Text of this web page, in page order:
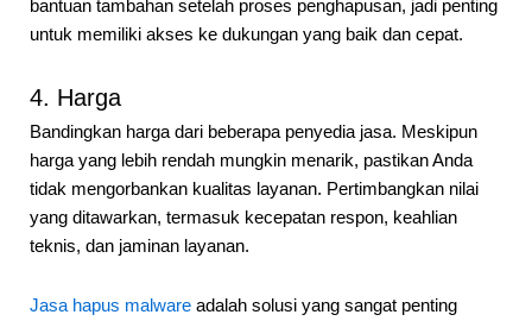
bantuan tambahan setelah proses penghapusan, jadi penting
untuk memiliki akses ke dukungan yang baik dan cepat.
4. Harga
Bandingkan harga dari beberapa penyedia jasa. Meskipun
harga yang lebih rendah mungkin menarik, pastikan Anda
tidak mengorbankan kualitas layanan. Pertimbangkan nilai
yang ditawarkan, termasuk kecepatan respon, keahlian
teknis, dan jaminan layanan.
Jasa hapus malwareadalah solusi yang sangat penting